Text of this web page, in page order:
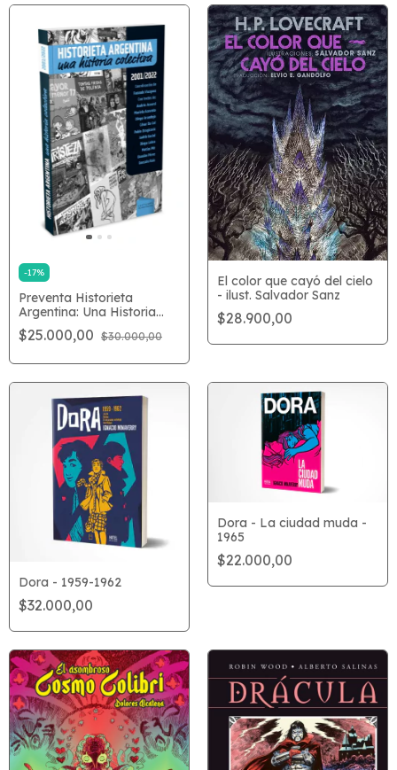
-17%
Preventa Historieta
Argentina: Una Historia
Colectiva
$25.000,00 $30.000,00
El color que cayó del cielo
- ilust. Salvador Sanz
$28.900,00
Dora - 1959-1962
$32.000,00
Dora - La ciudad muda -
1965
$22.000,00